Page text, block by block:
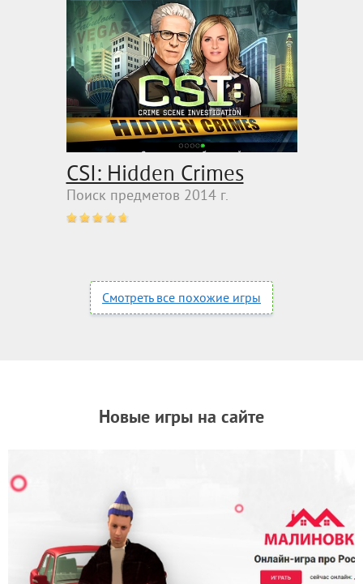
CSI: Hidden Crimes
Поиск предметов 2014 г.
Смотреть все похожие игры
Новые игры на сайте